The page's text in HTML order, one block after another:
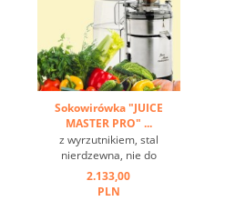
Sokowirówka "JUICE
MASTER PRO" ...
z wyrzutnikiem, stal
nierdzewna, nie do
profesjonalnego
użytkowania ...
2.133,00
PLN